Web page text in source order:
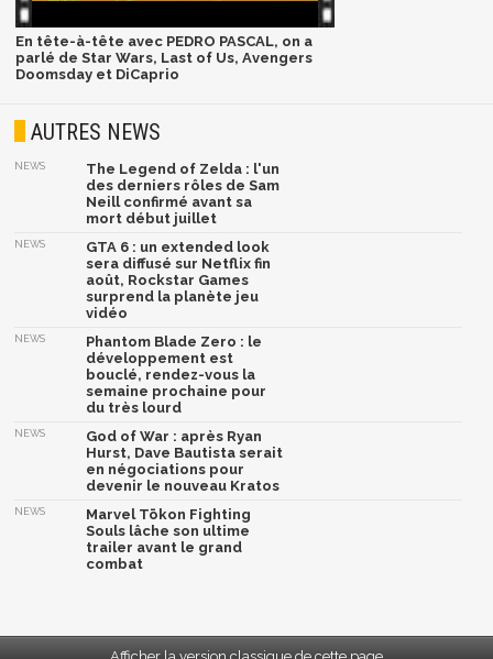
En tête-à-tête avec PEDRO PASCAL, on a
parlé de Star Wars, Last of Us, Avengers
Doomsday et DiCaprio
AUTRES NEWS
NEWS
The Legend of Zelda : l'un
des derniers rôles de Sam
Neill confirmé avant sa
mort début juillet
NEWS
GTA 6 : un extended look
sera diffusé sur Netflix fin
août, Rockstar Games
surprend la planète jeu
vidéo
NEWS
Phantom Blade Zero : le
développement est
bouclé, rendez-vous la
semaine prochaine pour
du très lourd
NEWS
God of War : après Ryan
Hurst, Dave Bautista serait
en négociations pour
devenir le nouveau Kratos
NEWS
Marvel Tōkon Fighting
Souls lâche son ultime
trailer avant le grand
combat